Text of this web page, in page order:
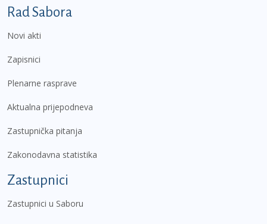
Podnožje prvi izbornik
Rad Sabora
Novi akti
Zapisnici
Plenarne rasprave
Aktualna prijepodneva
Zastupnička pitanja
Zakonodavna statistika
Zastupnici
Zastupnici u Saboru